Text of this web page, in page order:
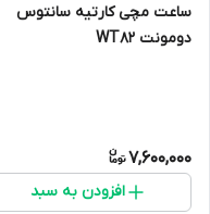
ساعت مچی کارتیه سانتوس
دومونت WT8۲
7,600,000
افزودن به سبد